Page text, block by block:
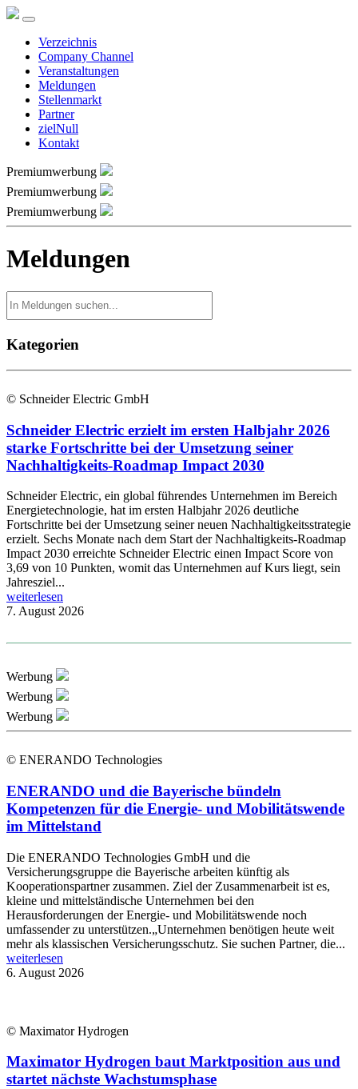
Verzeichnis
Company Channel
Veranstaltungen
Meldungen
Stellenmarkt
Partner
zielNull
Kontakt
Premiumwerbung
Premiumwerbung
Premiumwerbung
Meldungen
Kategorien
© Schneider Electric GmbH
Schneider Electric erzielt im ersten Halbjahr 2026
starke Fortschritte bei der Umsetzung seiner
Nachhaltigkeits-Roadmap Impact 2030
Schneider Electric, ein global führendes Unternehmen im Bereich
Energietechnologie, hat im ersten Halbjahr 2026 deutliche
Fortschritte bei der Umsetzung seiner neuen Nachhaltigkeitsstrategie
erzielt. Sechs Monate nach dem Start der Nachhaltigkeits-Roadmap
Impact 2030 erreichte Schneider Electric einen Impact Score von
3,69 von 10 Punkten, womit das Unternehmen auf Kurs liegt, sein
Jahresziel...
weiterlesen
7. August 2026
Werbung
Werbung
Werbung
© ENERANDO Technologies
ENERANDO und die Bayerische bündeln
Kompetenzen für die Energie- und Mobilitätswende
im Mittelstand
Die ENERANDO Technologies GmbH und die
Versicherungsgruppe die Bayerische arbeiten künftig als
Kooperationspartner zusammen. Ziel der Zusammenarbeit ist es,
kleine und mittelständische Unternehmen bei den
Herausforderungen der Energie- und Mobilitätswende noch
umfassender zu unterstützen.„Unternehmen benötigen heute weit
mehr als klassischen Versicherungsschutz. Sie suchen Partner, die...
weiterlesen
6. August 2026
© Maximator Hydrogen
Maximator Hydrogen baut Marktposition aus und
startet nächste Wachstumsphase